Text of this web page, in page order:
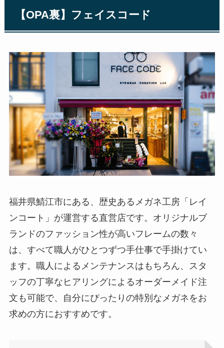
【OPA裏】フェイスコード
福井県鯖江市にある、歴史あるメガネ工房「レイ
ンコート」が運営する直営店です。オリジナルブ
ランドのファッション性が高いフレームの数々
は、すべて職人がひとつずつ手仕事で手掛けてい
ます。職人によるメンテナンスはもちろん、スタ
ッフの丁寧なヒアリングによるオーダーメイド注
文も可能で、自分にぴったりの特別なメガネをお
求めの方におすすめです。